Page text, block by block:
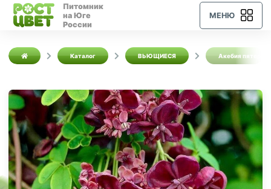
Питомник
на Юге
России
МЕНЮ
Каталог ВЬЮЩИЕСЯ Акебия